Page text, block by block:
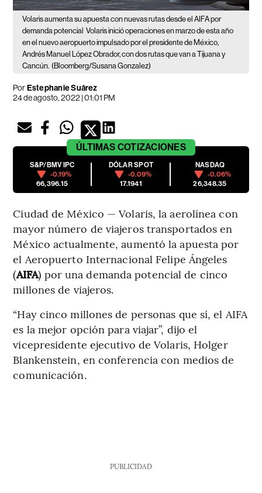
Volaris aumenta su apuesta con nuevas rutas desde el AIFA por
demanda potencial Volaris inició operaciones en marzo de esta año
en el nuevo aeropuerto impulsado por el presidente de México,
Andrés Manuel López Obrador, con dos rutas que van a Tijuana y
Cancún. (Bloomberg/Susana Gonzalez)
PorEstephanie Suárez
24 de agosto, 2022 | 01:01 PM
ÚLTIMAS COTIZACIONES
S&P/BMV IPC
-0.19%
66,396.15
DÓLAR SPOT
-0.09%
17.1941
NASDAQ
-0.06%
26,348.35
Ciudad de México — Volaris, la aerolínea con
mayor número de viajeros transportados en
México actualmente, aumentó la apuesta por
el Aeropuerto Internacional Felipe Ángeles
(AIFA) por una demanda potencial de cinco
millones de viajeros.
“Hay cinco millones de personas que sí, el AIFA
es la mejor opción para viajar”, dijo el
vicepresidente ejecutivo de Volaris, Holger
Blankenstein, en conferencia con medios de
comunicación.
PUBLICIDAD